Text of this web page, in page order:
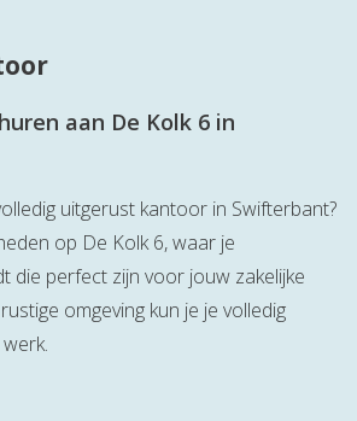
aan De Kolk 6 in
uitgerust kantoor in Swifterbant?
op De Kolk 6, waar je
die perfect zijn voor jouw zakelijke
omgeving kun je je volledig